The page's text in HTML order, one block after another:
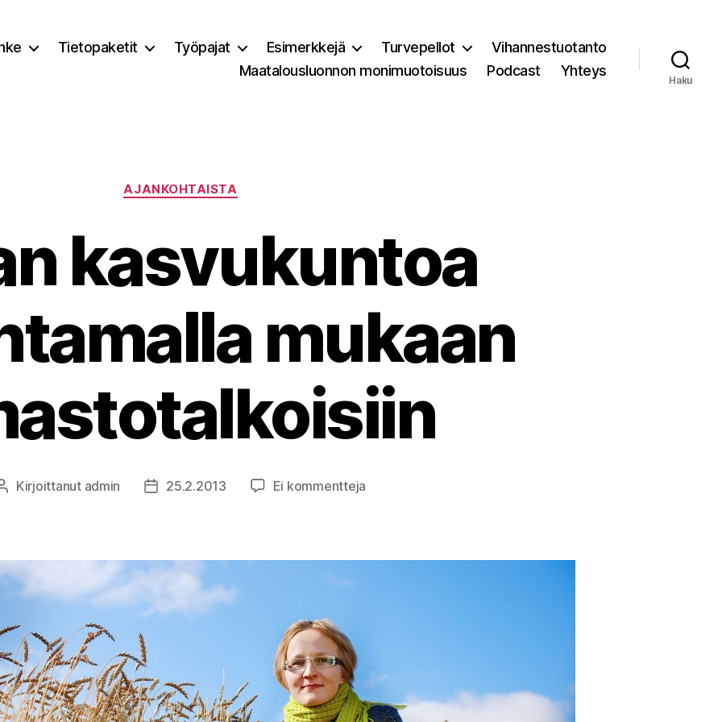
Tietopaketit Työpajat Esimerkkejä Turvepellot
Vihannestuotanto
Maatalousluonnon monimuotoisuus
Podcast Yhteys
Haku
Kategoriat
AJANKOHTAISTA
kasvukuntoa
mukaan
Kirjoittaja
Kirjoittanut admin Julkaisupäivämäärä
25.2.2013 Ei kommenttejaartikkeliin
mukaan